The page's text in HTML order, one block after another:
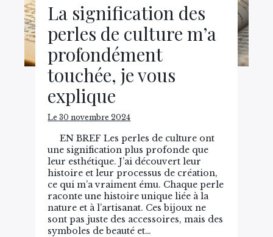
La signification des
perles de culture m’a
profondément
touchée, je vous
explique
Le 30 novembre 2024
EN BREF Les perles de culture ont
une signification plus profonde que
leur esthétique. J’ai découvert leur
histoire et leur processus de création,
ce qui m’a vraiment ému. Chaque perle
raconte une histoire unique liée à la
nature et à l’artisanat. Ces bijoux ne
sont pas juste des accessoires, mais des
symboles de beauté et…